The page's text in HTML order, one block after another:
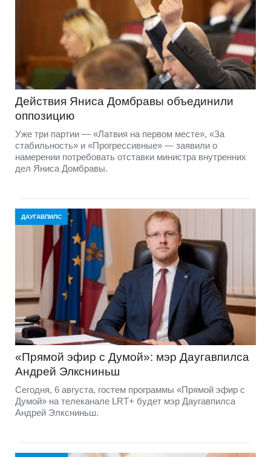
Действия Яниса Домбравы объединили
оппозицию
Уже три партии — «Латвия на первом месте», «За
стабильность» и «Прогрессивные» — заявили о
намерении потребовать отставки министра внутренних
дел Яниса Домбравы.
ДАУГАВПИЛС
«Прямой эфир с Думой»: мэр Даугавпилса
Андрей Элксниньш
Сегодня, 6 августа, гостем программы «Прямой эфир с
Думой» на телеканале LRT+ будет мэр Даугавпилса
Андрей Элксниньш.